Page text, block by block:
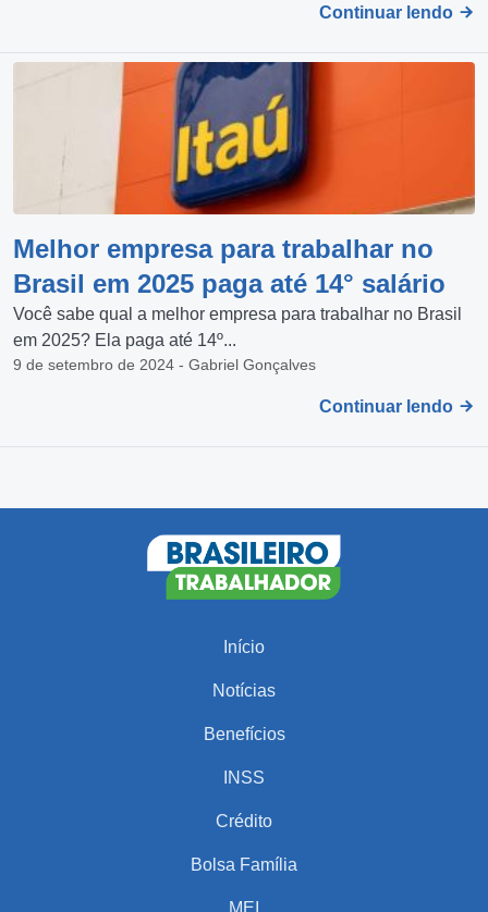
Continuar lendo
Melhor empresa para trabalhar no
Brasil em 2025 paga até 14° salário
Você sabe qual a melhor empresa para trabalhar no Brasil
em 2025? Ela paga até 14º...
9 de setembro de 2024 - Gabriel Gonçalves
Continuar lendo
Início
Notícias
Benefícios
INSS
Crédito
Bolsa Família
MEI